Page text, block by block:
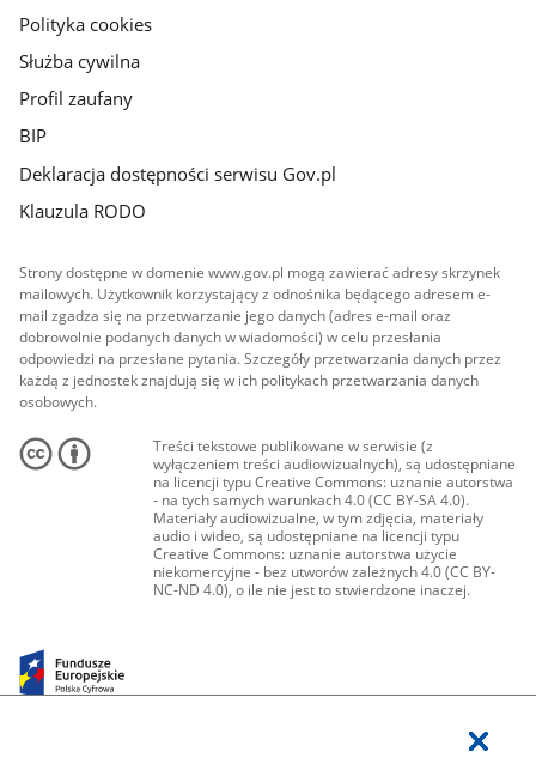
Polityka cookies
Służba cywilna
Profil zaufany
BIP
Deklaracja dostępności serwisu Gov.pl
Klauzula RODO
Strony dostępne w domenie www.gov.pl mogą zawierać adresy skrzynek
mailowych. Użytkownik korzystający z odnośnika będącego adresem e-
mail zgadza się na przetwarzanie jego danych (adres e-mail oraz
dobrowolnie podanych danych w wiadomości) w celu przesłania
odpowiedzi na przesłane pytania. Szczegóły przetwarzania danych przez
każdą z jednostek znajdują się w ich politykach przetwarzania danych
osobowych.
Treści tekstowe publikowane w serwisie (z
wyłączeniem treści audiowizualnych), są udostępniane
na licencji typu Creative Commons: uznanie autorstwa
- na tych samych warunkach 4.0 (CC BY-SA 4.0).
Materiały audiowizualne, w tym zdjęcia, materiały
audio i wideo, są udostępniane na licencji typu
Creative Commons: uznanie autorstwa użycie
niekomercyjne - bez utworów zależnych 4.0 (CC BY-
NC-ND 4.0), o ile nie jest to stwierdzone inaczej.